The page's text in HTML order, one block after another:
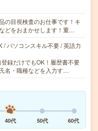
の目視検査のお仕事です！キ
どをおまかせします！重…
/ パソコンスキル不要 / 英語力
録だけでもOK！履歴書不要
名・職種などを入力す…
40代 50代 60代